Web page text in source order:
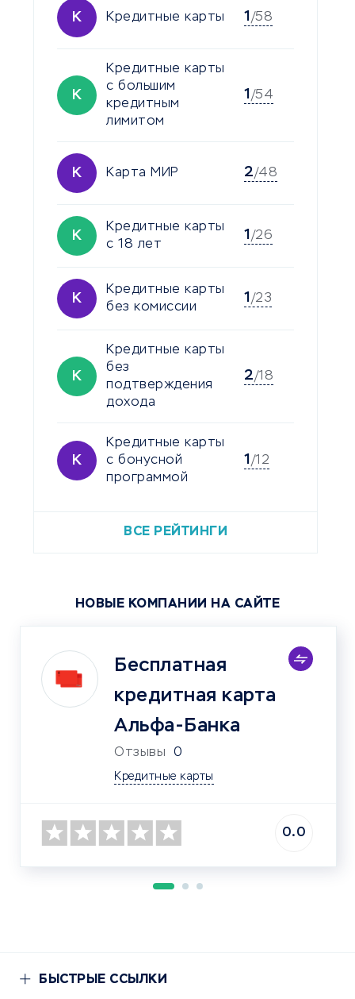
К Кредитные карты 1 /58
К
Кредитные карты
с большим
кредитным
лимитом
1 /54
К Карта МИР 2/48
К
Кредитные карты
с 18 лет
1 /26
К
Кредитные карты
без комиссии
1 /23
К
Кредитные карты
без
подтверждения
дохода
2/18
К
Кредитные карты
с бонусной
программой
1 /12
ВСЕ РЕЙТИНГИ
НОВЫЕ КОМПАНИИ НА САЙТЕ
Бесплатная
кредитная карта
Альфа‑Банка
Отзывы 0
Кредитные карты
0.0
БЫСТРЫЕ ССЫЛКИ